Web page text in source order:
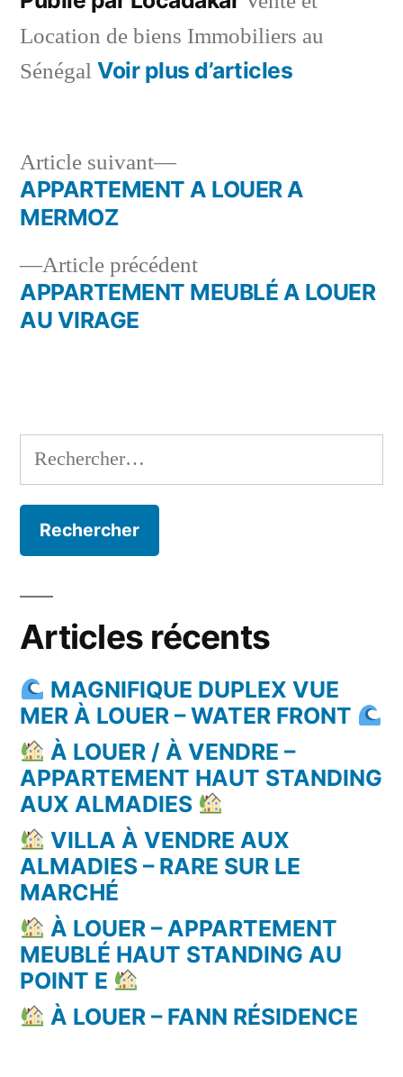
Location de biens Immobiliers au
Sénégal Voir plus d’articles
Navigation
l’article
Article précédentArticle
précédent :
APPARTEMENT MEUBLÉ A LOUER
AU VIRAGE
Article suivant
Article
suivant :
APPARTEMENT A LOUER A
MERMOZ
Rechercher :
Articles récents
MAGNIFIQUE DUPLEX VUE
MER À LOUER – WATER FRONT
À LOUER / À VENDRE –
APPARTEMENT HAUT STANDING
AUX ALMADIES
VILLA À VENDRE AUX
ALMADIES – RARE SUR LE
MARCHÉ
À LOUER – APPARTEMENT
MEUBLÉ HAUT STANDING AU
POINT E
À LOUER – FANN RÉSIDENCE